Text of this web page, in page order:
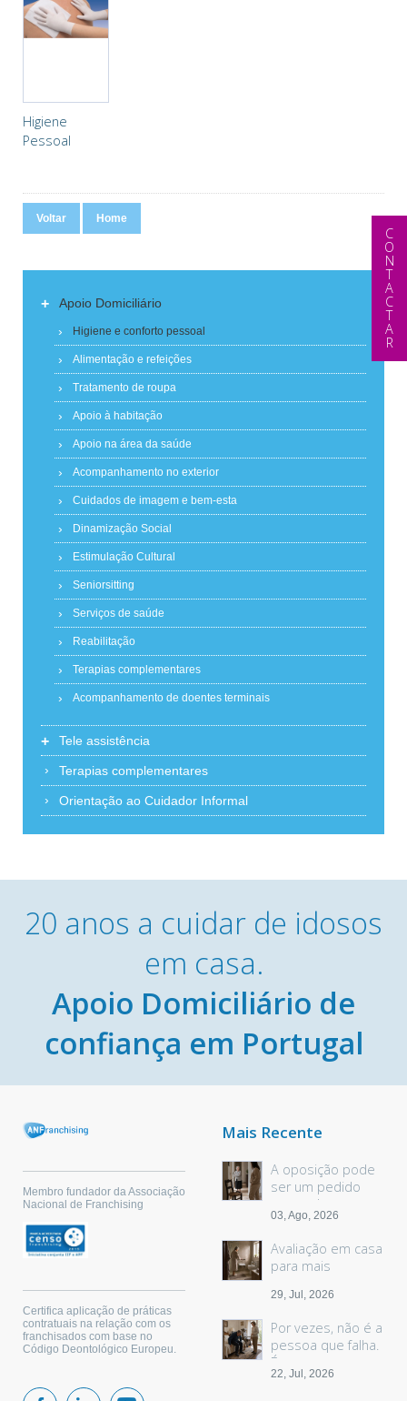
Higiene
Pessoal
Voltar Home
+ Apoio Domiciliário
Higiene e conforto pessoal
Alimentação e refeições
Tratamento de roupa
Apoio à habitação
Apoio na área da saúde
Acompanhamento no exterior
Cuidados de imagem e bem-esta
Dinamização Social
Estimulação Cultural
Seniorsitting
Serviços de saúde
Reabilitação
Terapias complementares
Acompanhamento de doentes terminais
+ Tele assistência
Terapias complementares
Orientação ao Cuidador Informal
20 anos a cuidar de idosos
em casa.
Apoio Domiciliário de
confiança em Portugal
Membro fundador da Associação
Nacional de Franchising
Certifica aplicação de práticas
contratuais na relação com os
franchisados com base no
Código Deontológico Europeu.
Mais Recente
A oposição pode
ser um pedido
sem palavras
03, Ago, 2026
Avaliação em casa
para mais
29, Jul, 2026
Por vezes, não é a
pessoa que falha.
É o espaço.
22, Jul, 2026
CONTACTAR